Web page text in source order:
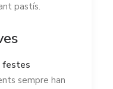
pastís.
festes
sempre han